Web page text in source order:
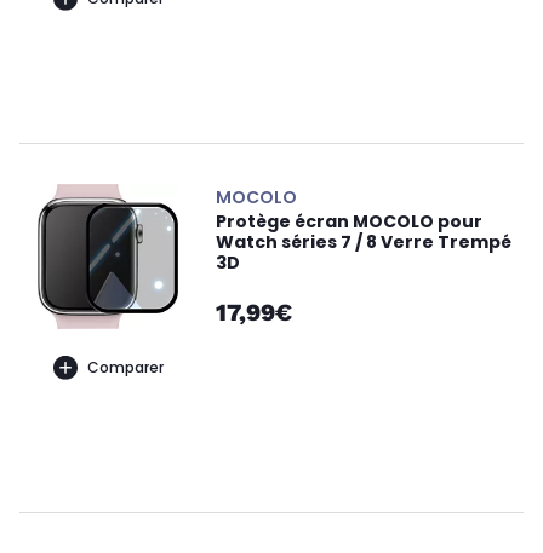
Comparer
MOCOLO
Protège écran MOCOLO pour
Watch séries 7 / 8 Verre Trempé
3D
17,99€